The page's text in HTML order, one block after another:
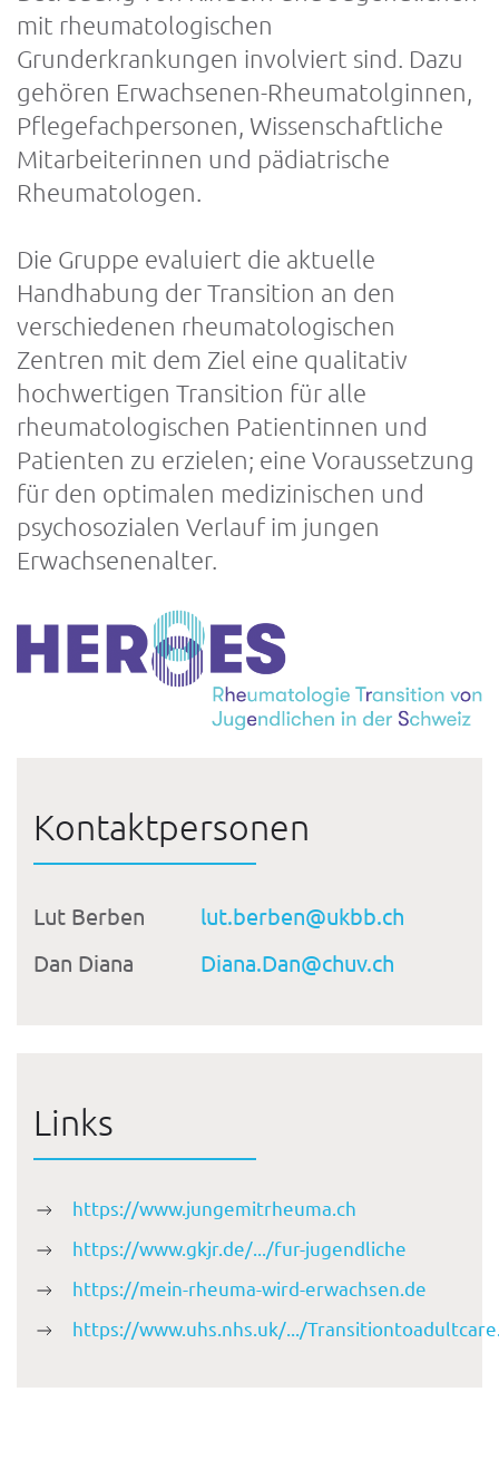
mit rheumatologischen
Grunderkrankungen involviert sind. Dazu
gehören Erwachsenen-Rheumatolginnen,
Pflegefachpersonen, Wissenschaftliche
Mitarbeiterinnen und pädiatrische
Rheumatologen.
Die Gruppe evaluiert die aktuelle
Handhabung der Transition an den
verschiedenen rheumatologischen
Zentren mit dem Ziel eine qualitativ
hochwertigen Transition für alle
rheumatologischen Patientinnen und
Patienten zu erzielen; eine Voraussetzung
für den optimalen medizinischen und
psychosozialen Verlauf im jungen
Erwachsenenalter.
Kontaktpersonen
Lut Berben
lut.berben@ukbb.ch
Dan Diana
Diana.Dan@chuv.ch
Links
https://www.jungemitrheuma.ch
https://www.gkjr.de/.../fur-jugendliche
https://mein-rheuma-wird-erwachsen.de
https://www.uhs.nhs.uk/.../